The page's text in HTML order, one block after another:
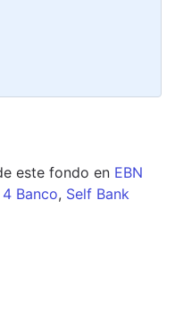
este fondo en EBN
Banco, Self Bank